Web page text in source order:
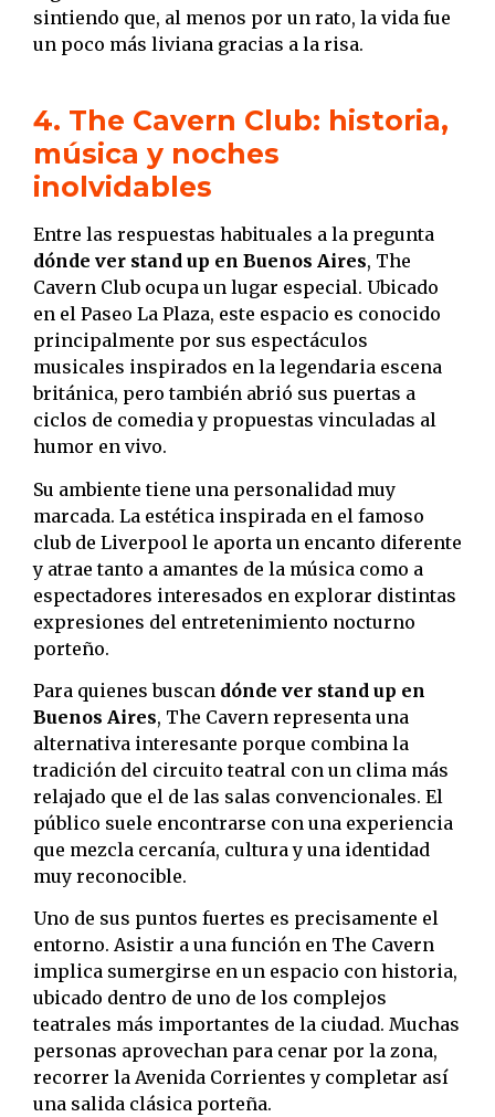
sintiendo que, al menos por un rato, la vida fue
un poco más liviana gracias a la risa.
4. The Cavern Club: historia,
música y noches
inolvidables
Entre las respuestas habituales a la pregunta
dónde ver stand up en Buenos Aires, The
Cavern Club ocupa un lugar especial. Ubicado
en el Paseo La Plaza, este espacio es conocido
principalmente por sus espectáculos
musicales inspirados en la legendaria escena
británica, pero también abrió sus puertas a
ciclos de comedia y propuestas vinculadas al
humor en vivo.
Su ambiente tiene una personalidad muy
marcada. La estética inspirada en el famoso
club de Liverpool le aporta un encanto diferente
y atrae tanto a amantes de la música como a
espectadores interesados en explorar distintas
expresiones del entretenimiento nocturno
porteño.
Para quienes buscan dónde ver stand up en
Buenos Aires, The Cavern representa una
alternativa interesante porque combina la
tradición del circuito teatral con un clima más
relajado que el de las salas convencionales. El
público suele encontrarse con una experiencia
que mezcla cercanía, cultura y una identidad
muy reconocible.
Uno de sus puntos fuertes es precisamente el
entorno. Asistir a una función en The Cavern
implica sumergirse en un espacio con historia,
ubicado dentro de uno de los complejos
teatrales más importantes de la ciudad. Muchas
personas aprovechan para cenar por la zona,
recorrer la Avenida Corrientes y completar así
una salida clásica porteña.